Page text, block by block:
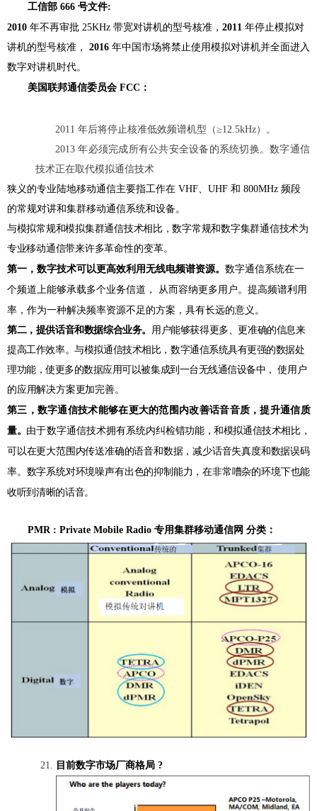
工信部666号文件:
2010 年不再审批 25KHz 带宽对讲机的型号核准， 2011 年停止模拟对
讲机的型号核准， 2016 年中国市场将禁止使用模拟对讲机并全面进入
数字对讲机时代。
美国联邦通信委员会FCC ：
2011 年后将停止核准低效频谱机型（≥12.5kHz）。
2013 年必须完成所有公共安全设备的系统切换。数字通信
技术正在取代模拟通信技术
狭义的专业陆地移动通信主要指工作在 VHF、 UHF 和 800MHz 频段
的常规对讲和集群移动通信系统和设备。
与模拟常规和模拟集群通信技术相比，数字常规和数字集群通信技术为
专业移动通信带来许多革命性的变革。
第一，数字技术可以更高效利用无线电频谱资源。 数字通信系统在一
个频道上能够承载多个业务信道， 从而容纳更多用户。提高频谱利用
率，作为一种解决频率资源不足的方案，具有长远的意义。
第二，提供话音和数据综合业务。 用户能够获得更多、更准确的信息来
提高工作效率。与模拟通信技术相比，数字通信系统具有更强的数据处
理功能，使更多的数据应用可以被集成到一台无线通信设备中，使用户
的应用解决方案更加完善。
第三，数字通信技术能够在更大的范围内改善话音音质，提升通信质
量。 由于数字通信技术拥有系统内纠检错功能，和模拟通信技术相比，
可以在更大范围内传送准确的语音和数据，减少话音失真度和数据误码
率。数字系统对环境噪声有出色的抑制能力，在非常嘈杂的环境下也能
收听到清晰的话音。
PMR : Private Mobile Radio专用集群移动通信网 分类：
目前数字市场厂商格局 ?